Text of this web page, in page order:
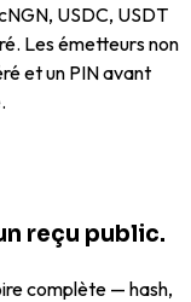
USDC, USDT
Les émetteurs non
et un PIN avant
reçu public.
complète — hash,